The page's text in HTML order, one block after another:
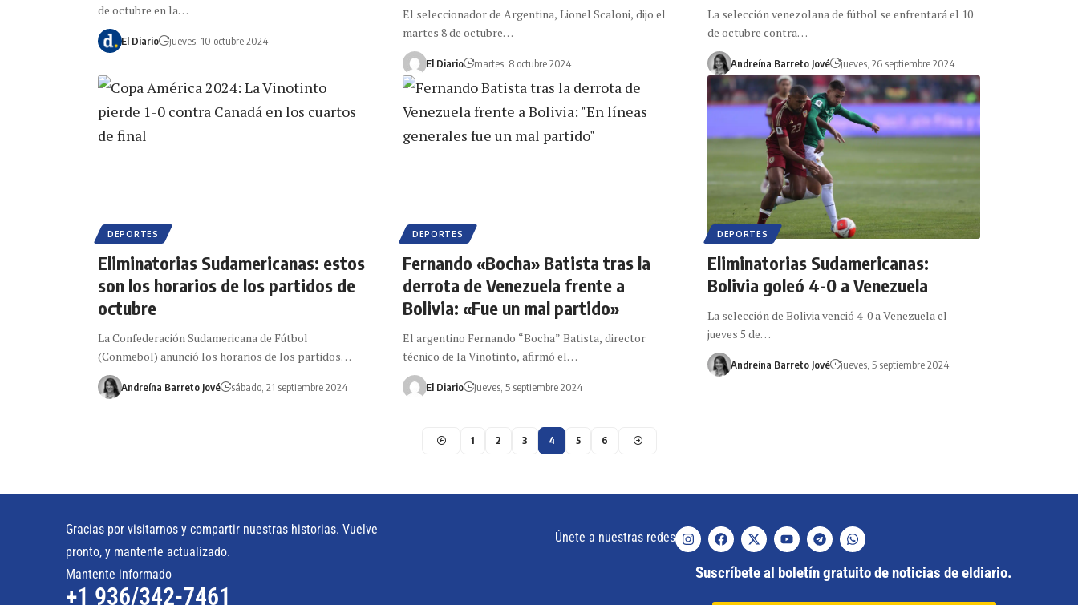
de octubre en la…
El Diario jueves, 10 octubre 2024
El seleccionador de Argentina, Lionel Scaloni, dijo el
martes 8 de octubre…
El Diario martes, 8 octubre 2024
La selección venezolana de fútbol se enfrentará el 10
de octubre contra…
Andreína Barreto Jové jueves, 26 septiembre 2024
DEPORTES
Eliminatorias Sudamericanas: estos
son los horarios de los partidos de
octubre
La Confederación Sudamericana de Fútbol
(Conmebol) anunció los horarios de los partidos…
Andreína Barreto Jové sábado, 21 septiembre 2024
DEPORTES
Fernando «Bocha» Batista tras la
derrota de Venezuela frente a
Bolivia: «Fue un mal partido»
El argentino Fernando “Bocha” Batista, director
técnico de la Vinotinto, afirmó el…
El Diario jueves, 5 septiembre 2024
DEPORTES
Eliminatorias Sudamericanas:
Bolivia goleó 4-0 a Venezuela
La selección de Bolivia venció 4-0 a Venezuela el
jueves 5 de…
Andreína Barreto Jové jueves, 5 septiembre 2024
1 2 3 4 5 6
Gracias por visitarnos y compartir nuestras historias. Vuelve
pronto, y mantente actualizado.
Mantente informado
+1 936/342-7461
Únete a nuestras redes
Suscríbete al boletín gratuito de noticias de eldiario.